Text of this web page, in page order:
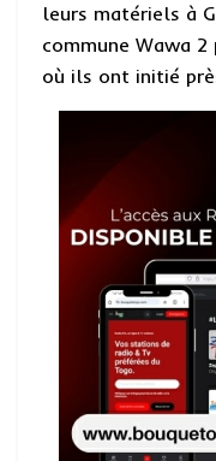
leurs matériels à
commune Wawa 2
où ils ont initié